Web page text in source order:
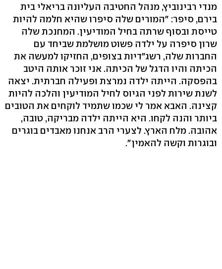
מנדי רבינוביץ, מנהל החטיבה העליונה בריאלי בית
בירם, סיפר: "המורים שלה סיפרו שהיא חלמה להיות
טייסת ובסוף שרתה בחיל המודיעין. המחנכת שלה
שרון סיפרה על ילדה פשוט מושלמת שביחד עם
החברות שלה, רשג"דיות בצופים, החזיקו למעשה את
הכיתה והיו הדגל של הכיתה. אני זוכר אותה היטב
בהפסקה. הייתה ילדה נמרצת ופעילה חברתית. יצאה
לשנת שירות לפני הגיוס לחיל המודיעין והלכה להיות
קצינה. האבא אמר לי שכמו שתמיד לוקחים את הטובים
ביותר והנה לקחו. היא הייתה ילדה מבריקה, טובה,
אהובה. מלח הארץ. לצערי הרב אנחנו מאבדים בוגרים
ובוגרות וקשה להאמין".